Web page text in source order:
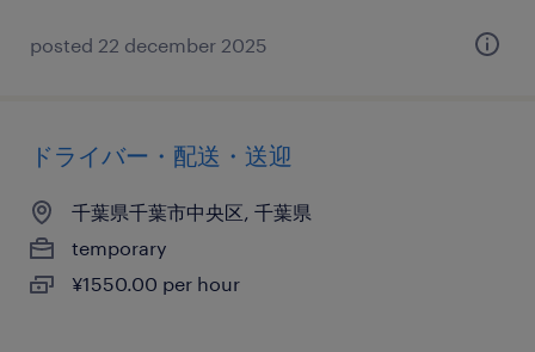
posted 22 december 2025
ドライバー・配送・送迎
千葉県千葉市中央区, 千葉県
temporary
¥1550.00 per hour